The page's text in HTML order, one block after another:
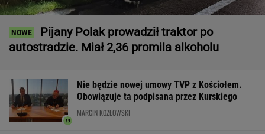
Pijany Polak prowadził traktor po
autostradzie. Miał 2,36 promila alkoholu
Nie będzie nowej umowy TVP z Kościołem.
Obowiązuje ta podpisana przez Kurskiego
MARCIN KOZŁOWSKI